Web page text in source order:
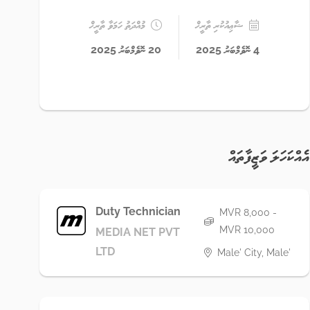
ޝާޢިއުކުރި ތާރީޚް
4 ނޮވެމްބަރު 2025
މުއްދަތު ހަމަވާ ތާރީޚް
20 ނޮވެމްބަރު 2025
އެއްކަހަލަ ވަޒީފާތައް
Duty Technician
MEDIA NET PVT
LTD
MVR 8,000 -
MVR 10,000
Male' City, Male'